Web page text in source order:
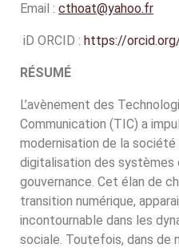
Email : cthoat@yahoo.fr
iD ORCID : https://
RÉSUMÉ
L’avènement des
Communication (TIC) a
modernisation de la société
digitalisation des
gouvernance. Cet élan de
transition numérique,
incontournable dans les
sociale. Toutefois, dans de